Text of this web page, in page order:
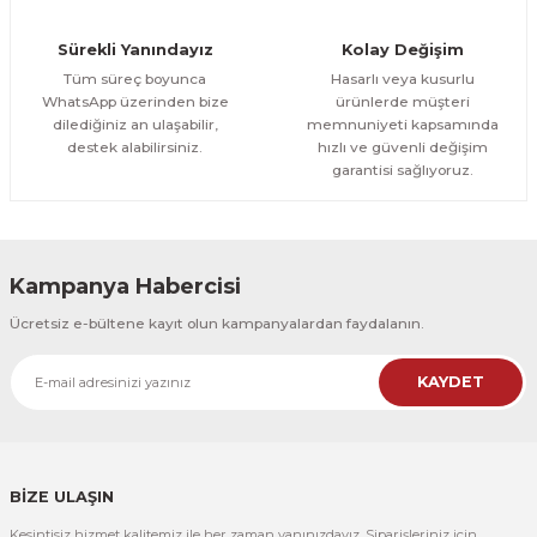
300,00 TL %25
CeSht
CeSht
Pembe Fonlu Good Things Are Coming Yazılı Tek Parça Ahşap Çerçeveli
500,00 TL
Sürekli Yanındayız
Tüm süreç boyunca
WhatsApp üzerinden bize
dilediğiniz an ulaşabilir,
destek alabilirsiniz.
Kolay Değişim
Hasarlı veya kusurlu
ürünlerde müşteri
memnuniyeti kapsamında
hızlı ve güvenli değişim
garantisi sağlıyoruz.
Kampanya Habercisi
Ücretsiz e-bültene kayıt olun kampanyalardan faydalanın.
KAYDET
BİZE ULAŞIN